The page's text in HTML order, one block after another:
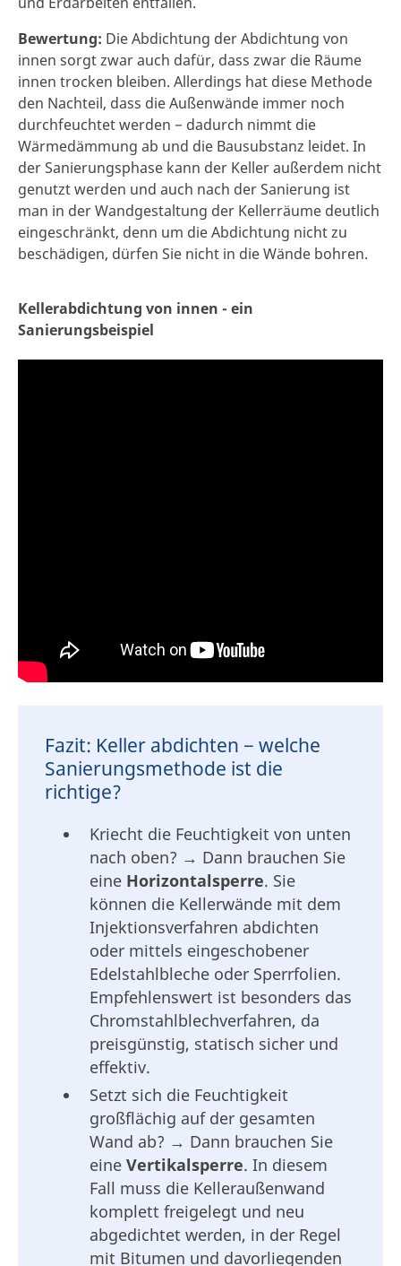
Bewertung: Die Abdichtung der Abdichtung von
innen sorgt zwar auch dafür, dass zwar die Räume
innen trocken bleiben. Allerdings hat diese Methode
den Nachteil, dass die Außenwände immer noch
durchfeuchtet werden − dadurch nimmt die
Wärmedämmung ab und die Bausubstanz leidet. In
der Sanierungsphase kann der Keller außerdem nicht
genutzt werden und auch nach der Sanierung ist
man in der Wandgestaltung der Kellerräume deutlich
eingeschränkt, denn um die Abdichtung nicht zu
beschädigen, dürfen Sie nicht in die Wände bohren.
Kellerabdichtung von innen - ein
Sanierungsbeispiel
Fazit: Keller abdichten − welche
Sanierungsmethode ist die
richtige?
Kriecht die Feuchtigkeit von unten
nach oben? → Dann brauchen Sie
eine Horizontalsperre. Sie
können die Kellerwände mit dem
Injektionsverfahren abdichten
oder mittels eingeschobener
Edelstahlbleche oder Sperrfolien.
Empfehlenswert ist besonders das
Chromstahlblechverfahren, da
preisgünstig, statisch sicher und
effektiv.
Setzt sich die Feuchtigkeit
großflächig auf der gesamten
Wand ab? → Dann brauchen Sie
eine Vertikalsperre. In diesem
Fall muss die Kelleraußenwand
komplett freigelegt und neu
abgedichtet werden, in der Regel
mit Bitumen und davorliegenden